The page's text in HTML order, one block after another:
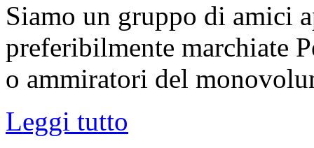
Siamo un gruppo di amici
preferibilmente marchiate
o ammiratori del
Leggi tutto